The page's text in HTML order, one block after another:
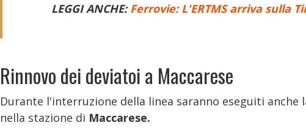
LEGGI ANCHE: Ferrovie: L'ERTMS arriva sulla
Rinnovo dei deviatoi a Maccarese
Durante l'interruzione della linea saranno eseguiti
nella stazione di Maccarese.